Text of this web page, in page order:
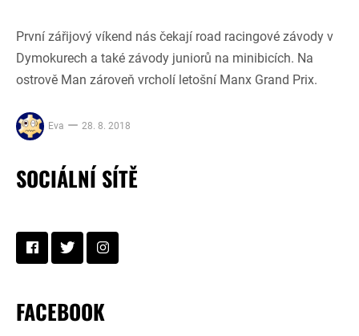
První zářijový víkend nás čekají road racingové závody v
Dymokurech a také závody juniorů na minibicích. Na
ostrově Man zároveň vrcholí letošní Manx Grand Prix.
Eva 28. 8. 2018
SOCIÁLNÍ SÍTĚ
FACEBOOK